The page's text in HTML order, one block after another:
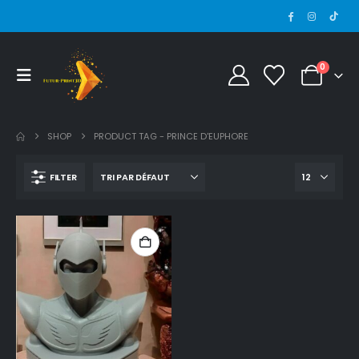
0
SHOP PRODUCT TAG - PRINCE D'EUPHORE
FILTER